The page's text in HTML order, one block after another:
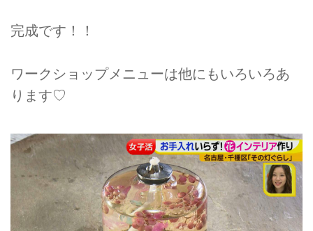
完成です！！
ワークショップメニューは他にもいろいろあ
ります♡